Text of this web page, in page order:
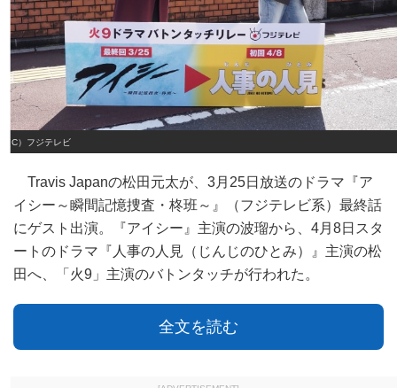
（C）フジテレビ
Travis Japanの松田元太が、3月25日放送のドラマ『ア
イシー～瞬間記憶捜査・柊班～』（フジテレビ系）最終話
にゲスト出演。『アイシー』主演の波瑠から、4月8日スタ
ートのドラマ『人事の人見（じんじのひとみ）』主演の松
田へ、「火9」主演のバトンタッチが行われた。
全文を読む